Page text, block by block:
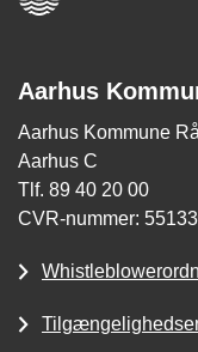
Aarhus
Aarhus Kommune
Aarhus C
Tlf. 89 40 20 00
CVR-nummer: